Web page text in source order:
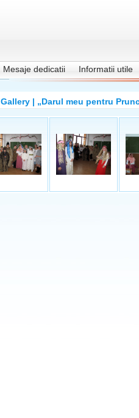
Mesaje dedicatii Informatii utile
Gallery | „Darul meu pentru